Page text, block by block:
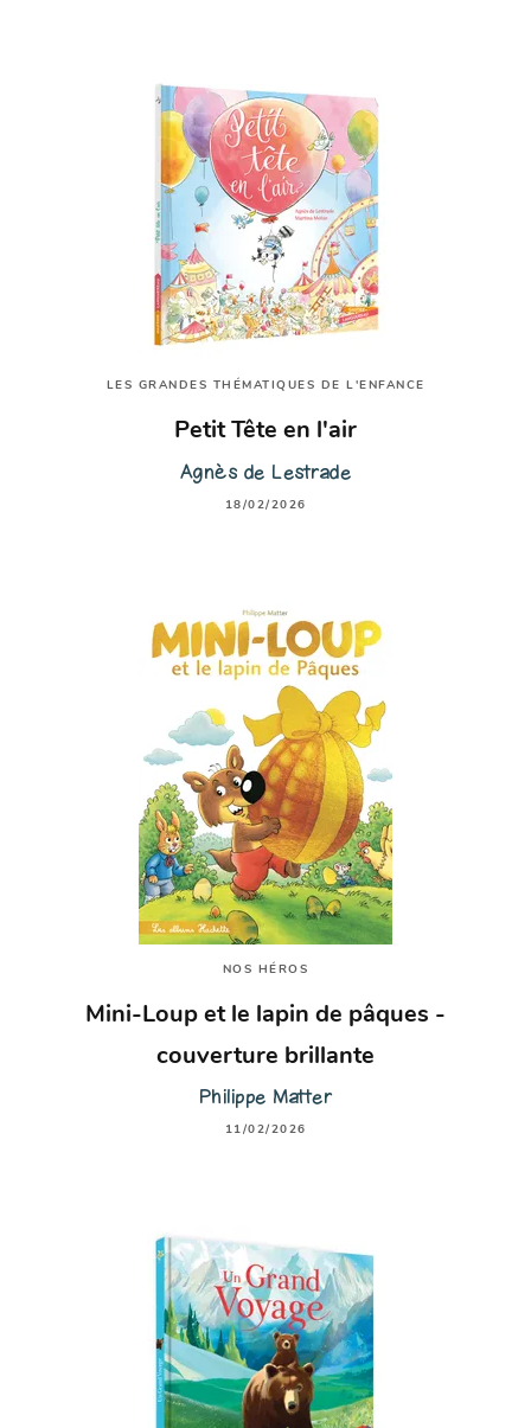
LES GRANDES THÉMATIQUES DE L'ENFANCE
Petit Tête en l'air
Agnès de Lestrade
18/02/2026
NOS HÉROS
Mini-Loup et le lapin de pâques -
couverture brillante
Philippe Matter
11/02/2026